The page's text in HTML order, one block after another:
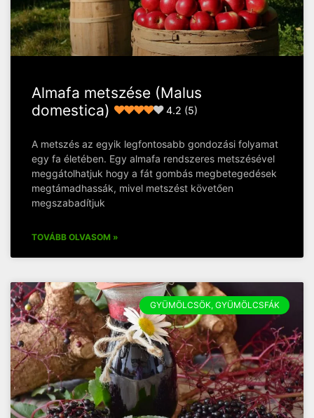
Almafa metszése (Malus
domestica)
4.2 (5)
A metszés az egyik legfontosabb gondozási folyamat
egy fa életében. Egy almafa rendszeres metszésével
meggátolhatjuk hogy a fát gombás megbetegedések
megtámadhassák, mivel metszést követően
megszabadítjuk
TOVÁBB OLVASOM »
GYÜMÖLCSÖK, GYÜMÖLCSFÁK